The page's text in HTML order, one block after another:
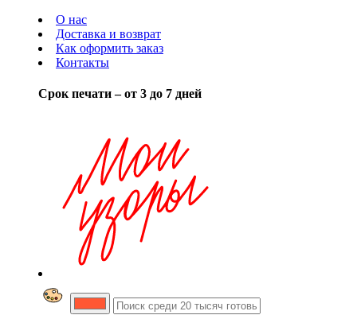
О нас
Доставка и возврат
Как оформить заказ
Контакты
Срок печати – от 3 до 7 дней